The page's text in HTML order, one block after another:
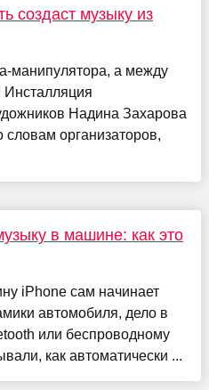
создаст музыку из
манипулятора, а между
Надина Захарова
организаторов,
в машине: как это
iPhone сам начинает
автомобиля, дело в
или беспроводному
как автоматически ...